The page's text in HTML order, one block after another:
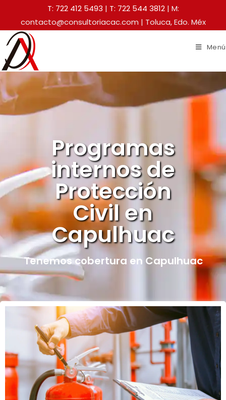
T: 722 412 5493 | T: 722 544 3812| M:
contacto@consultoriacac.com | Toluca, Edo. Méx
Menú
Programas
internos de
Protección
Civil en
Capulhuac
Tenemos cobertura en Capulhuac